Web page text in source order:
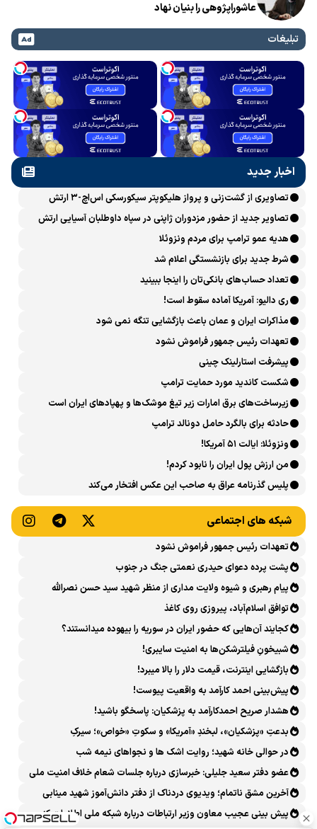
عاشوراپژوهی را بنیان نهاد
تبلیغات
اخبار جدید
تصاویری از گشت‌زنی و پرواز هلیکوپتر سیکورسکی اس‌اچ-۳ ارتش
تصاویر جدید از حضور مزدوران ژاپنی در سپاه داوطلبان آسیایی ارتش
اوکراین
هدیه عمو ترامپ برای مردم ونزوئلا
شرط جدید برای بازنشستگی اعلام شد
تعداد حساب‌های بانکی‌تان را اینجا ببینید
ری دالیو: آمریکا آماده سقوط است!
مذاکرات ایران و عمان باعث بازگشایی تنگه نمی شود
تعهدات رئیس جمهور فراموش نشود
پیشرفت ‏استارلینک چینی
شکست کاندید مورد حمایت ترامپ
زیرساخت‌های برق امارات زیر تیغ موشک‌ها و پهپادهای ایران است
حادثه برای بالگرد حامل دونالد ترامپ
ونزوئلا: ایالت ۵۱ آمریکا!
من ارزش پول ایران را نابود کردم!
پلیس گذرنامه عراق به صاحب این عکس افتخار می‌کند
شبکه های اجتماعی
تعهدات رئیس جمهور فراموش نشود
پشت پرده دعوای حیدری نعمتی جنگ در جنوب
پیام رهبری و شیوه ولایت مداری از منظر شهید سید حسن نصرالله
توافق اسلام‌آباد، پیروزی روی کاغذ
کجایند آن‌هایی که حضور ایران در سوریه را بیهوده میدانستند؟
شبیخونِ فیلترشکن‌ها به امنیت سایبری!
بازگشایی اینترنت، قیمت دلار را بالا میبرد!
پیش‌بینی احمد کارآمد به واقعیت پیوست!
هشدار صریح احمدکارآمد به پزشکیان: پاسخگو باشید!
بدعتِ «پزشکیان»، لبخندِ «آمریکا» و سکوتِ «خواص»؛ سیرکِ
قانون‌گریزی در روز روشن!
در حوالی خانه شهید؛ روایت اشک ها و نجواهای نیمه شب
عضو دفتر سعید جلیلی: خبرسازی درباره جلسات شعام خلاف امنیت ملی
است
آخرین مشق ناتمام؛ ویدیوی دردناک از دفتر دانش‌آموز شهید مینابی
پربازدید شد
پیش بینی عجیب معاون وزیر ارتباطات درباره شبکه ملی اطلاعات که